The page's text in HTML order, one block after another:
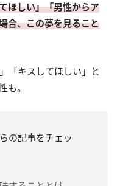
ほしい」「男性からア
合、この夢を見ること
「キスしてほしい」と
も。
の記事をチェッ